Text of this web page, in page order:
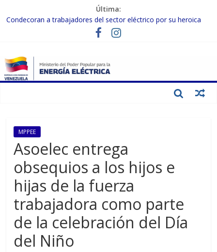
Última:
Condecoran a trabajadores del sector eléctrico por su heroica
labor tras el doble sismo del 24-J
Gobierno Nacional coordina acciones con el sector privado para
Inspeccionan trabajos de rehabilitación en instalaciones del SEN
en Carabobo
Gobierno Nacional activa plan preventivo para fortalecer el SEN
MPPEE
Asoelec entrega
obsequios a los hijos e
hijas de la fuerza
trabajadora como parte
de la celebración del Día
del Niño